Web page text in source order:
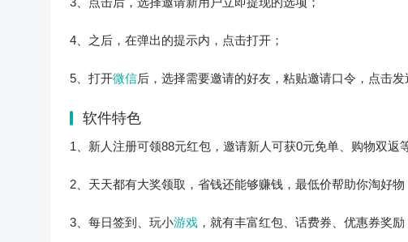
4、之后，在弹出的提示内，点击打开；
5、打开微信后，选择需要邀请的好友，粘贴邀请口令，点击发
软件特色
1、新人注册可领88元红包，邀请新人可获0元免单、购物双返
2、天天都有大奖领取，省钱还能够赚钱，最低价帮助你淘好物
3、每日签到、玩小游戏 ，就有丰富红包、话费券、优惠券奖励